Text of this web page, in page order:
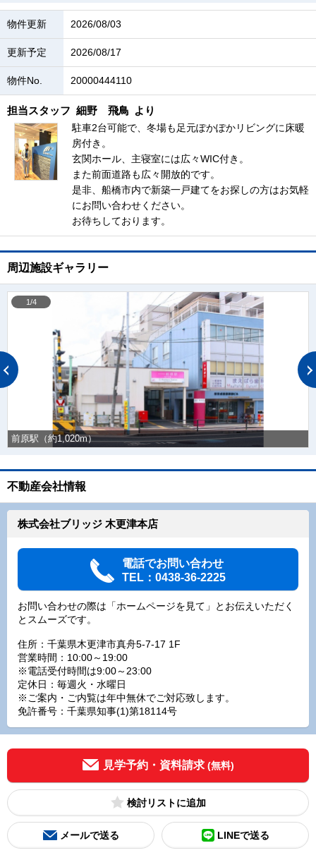
物件更新 2026/08/03
更新予定 2026/08/17
物件No. 20000444110
担当スタッフ 細野 飛鳥 より
駐車2台可能で、冬場も足元ぽかぽかリビングに床暖
房付き。
玄関ホール、主寝室には広々WIC付き。
また前面道路も広々開放的です。
是非、船橋市内で新築一戸建てをお探しの方はお気軽
にお問い合わせください。
お待ちしております。
周辺施設ギャラリー
前原駅（約1,020m）
1/4
不動産会社情報
株式会社ブリッジ 木更津本店
電話でお問い合わせ
TEL：0438-36-2225
お問い合わせの際は「ホームページを見て」とお伝えいただく
とスムーズです。
住所：千葉県木更津市真舟5-7-17 1F
営業時間：10:00～19:00
※電話受付時間は9:00～23:00
定休日：毎週火・水曜日
※ご案内・ご内覧は年中無休でご対応致します。
免許番号：千葉県知事(1)第18114号
見学予約・資料請求 (無料)
検討リスト
メールで送る LINEで送る